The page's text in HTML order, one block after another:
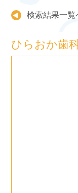
検索結果一覧
ひらおか歯